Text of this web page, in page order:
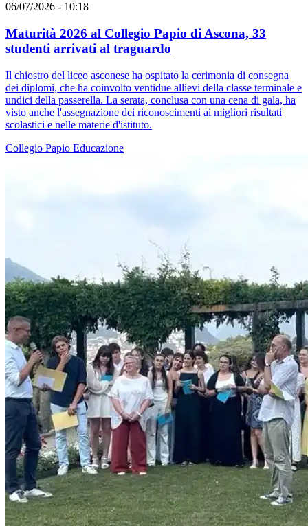
06/07/2026 - 10:18
Maturità 2026 al Collegio Papio di Ascona, 33
studenti arrivati al traguardo
Il chiostro del liceo asconese ha ospitato la cerimonia di consegna
dei diplomi, che ha coinvolto ventidue allievi della classe terminale e
undici della passerella. La serata, conclusa con una cena di gala, ha
visto anche l'assegnazione dei riconoscimenti ai migliori risultati
scolastici e nelle materie d'istituto.
Collegio Papio Educazione